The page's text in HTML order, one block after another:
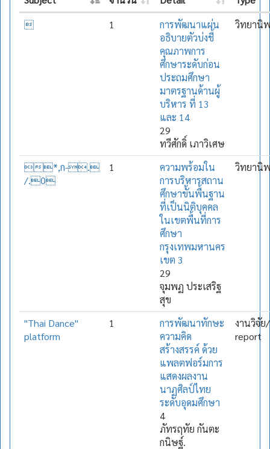

1
การพัฒนาแผ่น
อธิบายตัวบ่งชี้
คุณภาพการ
ศึกษาระดับก่อน
ประถมศึกษา
มาตรฐานด้านผู้
บริหาร ที่ 13
และ 14
29
ทวีศักดิ์ เภาวิเศษ
วิทยานิ
*,ก-.
/.0
1
ความพร้อมใน
การบริหารสถาน
ศึกษาขั้นพื้นฐาน
ที่เป็นนิติบุคคล
ในเขตพื้นที่การ
ศึกษา
กรุงเทพมหานคร
เขต 3
29
จุมพฏ ประเสริฐ
สุข
วิทยานิ
"Thai Dance"
platform
1
การพัฒนาทักษะ
ความคิด
สร้างสรรค์ ด้วย
แพลตฟอร์มการ
แสดงผลงาน
นาฏศิลป์ไทย
ระดับอุดมศึกษา
4
ภัทรฤทัย กันตะ
กนิษฐ์.
งานวิจัย
report